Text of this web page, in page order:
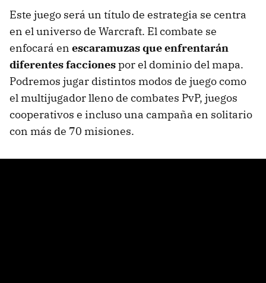
Este juego será un título de estrategia se centra
en el universo de Warcraft. El combate se
enfocará en escaramuzas que enfrentarán
diferentes faccionespor el dominio del mapa.
Podremos jugar distintos modos de juego como
el multijugador lleno de combates PvP, juegos
cooperativos e incluso una campaña en solitario
con más de 70 misiones.